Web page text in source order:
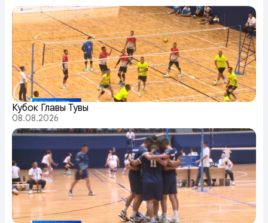
Кубок Главы Тувы
08.08.2026